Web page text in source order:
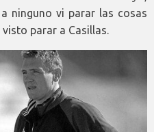
ninguno vi parar las cosas
parar a Casillas.